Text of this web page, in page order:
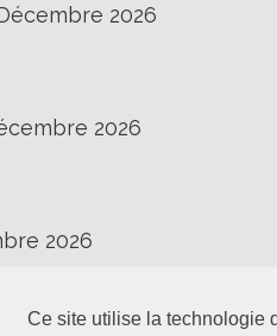
Ce site utilise la technologie
2026
2026
2026